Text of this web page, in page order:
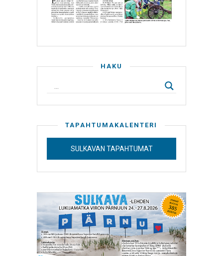
HAKU
TAPAHTUMAKALENTERI
SULKAVAN TAPAHTUMAT